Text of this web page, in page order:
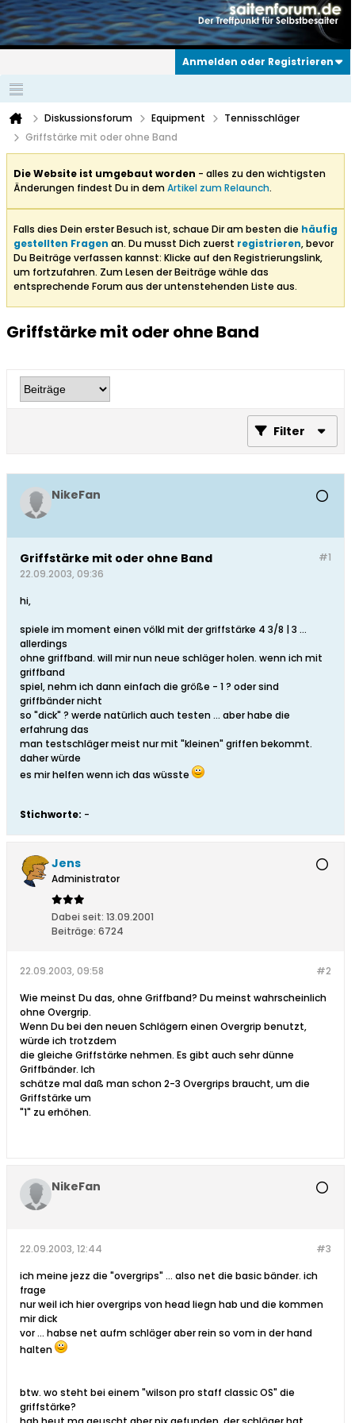
Anmelden oder Registrieren
Diskussionsforum Equipment
Tennisschläger
Griffstärke mit oder ohne Band
Die Website ist umgebaut worden - alles zu den wichtigsten
Änderungen findest Du in demArtikel zum Relaunch.
Falls dies Dein erster Besuch ist, schaue Dir am besten die häufig
gestellten Fragen an. Du musst Dich zuerst registrieren, bevor
Du Beiträge verfassen kannst: Klicke auf den Registrierungslink,
um fortzufahren. Zum Lesen der Beiträge wähle das
entsprechende Forum aus der untenstehenden Liste aus.
Griffstärke mit oder ohne Band
Filter
NikeFan
#1
Griffstärke mit oder ohne Band
22.09.2003, 09:36
hi,
spiele im moment einen völkl mit der griffstärke 4 3/8 | 3 ...
allerdings
ohne griffband. will mir nun neue schläger holen. wenn ich mit
griffband
spiel, nehm ich dann einfach die größe - 1 ? oder sind
griffbänder nicht
so "dick" ? werde natürlich auch testen ... aber habe die
erfahrung das
man testschläger meist nur mit "kleinen" griffen bekommt.
daher würde
es mir helfen wenn ich das wüsste
Stichworte: -
Jens
Administrator
Dabei seit: 13.09.2001
Beiträge: 6724
#2
22.09.2003, 09:58
Wie meinst Du das, ohne Griffband? Du meinst wahrscheinlich
ohne Overgrip.
Wenn Du bei den neuen Schlägern einen Overgrip benutzt,
würde ich trotzdem
die gleiche Griffstärke nehmen. Es gibt auch sehr dünne
Griffbänder. Ich
schätze mal daß man schon 2-3 Overgrips braucht, um die
Griffstärke um
"1" zu erhöhen.
NikeFan
#3
22.09.2003, 12:44
ich meine jezz die "overgrips" ... also net die basic bänder. ich
frage
nur weil ich hier overgrips von head liegn hab und die kommen
mir dick
vor ... habse net aufm schläger aber rein so vom in der hand
halten
btw. wo steht bei einem "wilson pro staff classic OS" die
griffstärke?